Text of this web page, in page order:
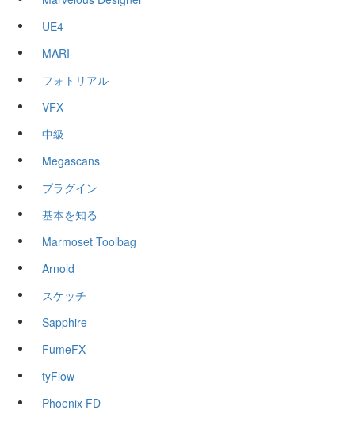
UE4
MARI
フォトリアル
VFX
中級
Megascans
プラグイン
基本を知る
Marmoset Toolbag
Arnold
スケッチ
Sapphire
FumeFX
tyFlow
Phoenix FD